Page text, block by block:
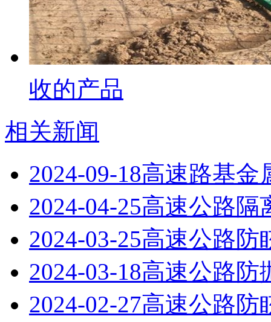
收的产品
相关新闻
2024-09-18高速路基金
2024-04-25高速公路隔
2024-03-25高速公路防
2024-03-18高速公路防
2024-02-27高速公路防